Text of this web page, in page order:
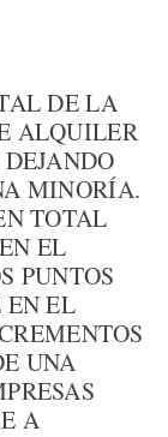
DE LA
ALQUILER
MINORÍA.
TOTAL
EL
PUNTOS
EN EL
UNA
A